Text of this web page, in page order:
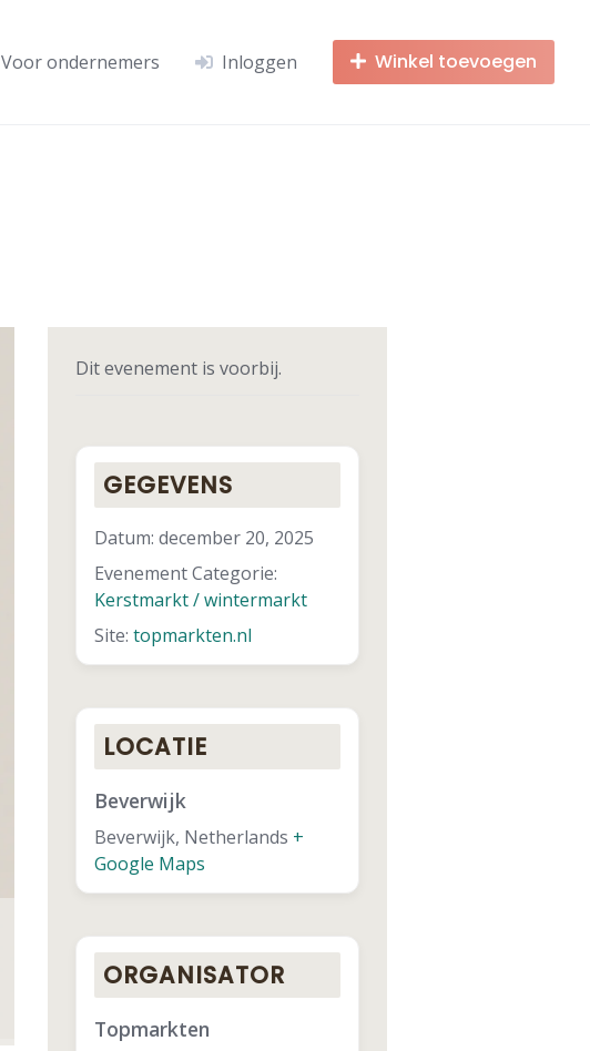
Voor ondernemers Inloggen Winkel toevoegen
Dit evenement is voorbij.
GEGEVENS
Datum: december 20, 2025
Evenement Categorie:
Kerstmarkt / wintermarkt
Site: topmarkten.nl
LOCATIE
Beverwijk
Beverwijk, Netherlands +
Google Maps
ORGANISATOR
Topmarkten